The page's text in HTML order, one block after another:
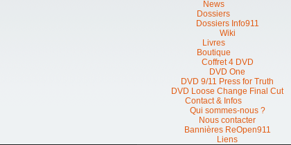
News
Dossiers
Dossiers Info911
Wiki
Livres
Boutique
Coffret 4 DVD
DVD One
DVD 9/11 Press for Truth
DVD Loose Change Final Cut
Contact & Infos
Qui sommes-nous ?
Nous contacter
Bannières ReOpen911
Liens